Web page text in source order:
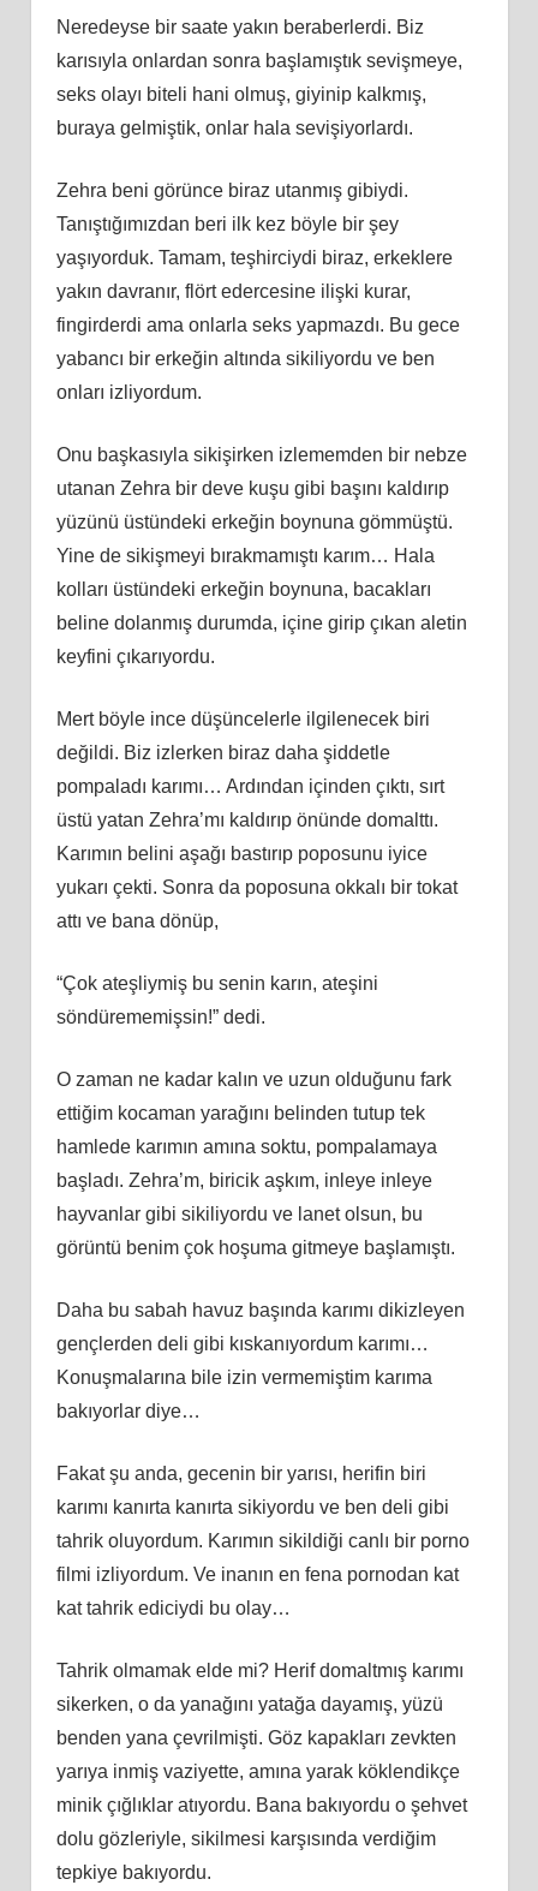
Neredeyse bir saate yakın beraberlerdi. Biz
karısıyla onlardan sonra başlamıştık sevişmeye,
seks olayı biteli hani olmuş, giyinip kalkmış,
buraya gelmiştik, onlar hala sevişiyorlardı.
Zehra beni görünce biraz utanmış gibiydi.
Tanıştığımızdan beri ilk kez böyle bir şey
yaşıyorduk. Tamam, teşhirciydi biraz, erkeklere
yakın davranır, flört edercesine ilişki kurar,
fingirderdi ama onlarla seks yapmazdı. Bu gece
yabancı bir erkeğin altında sikiliyordu ve ben
onları izliyordum.
Onu başkasıyla sikişirken izlememden bir nebze
utanan Zehra bir deve kuşu gibi başını kaldırıp
yüzünü üstündeki erkeğin boynuna gömmüştü.
Yine de sikişmeyi bırakmamıştı karım… Hala
kolları üstündeki erkeğin boynuna, bacakları
beline dolanmış durumda, içine girip çıkan aletin
keyfini çıkarıyordu.
Mert böyle ince düşüncelerle ilgilenecek biri
değildi. Biz izlerken biraz daha şiddetle
pompaladı karımı… Ardından içinden çıktı, sırt
üstü yatan Zehra’mı kaldırıp önünde domalttı.
Karımın belini aşağı bastırıp poposunu iyice
yukarı çekti. Sonra da poposuna okkalı bir tokat
attı ve bana dönüp,
“Çok ateşliymiş bu senin karın, ateşini
söndürememişsin!” dedi.
O zaman ne kadar kalın ve uzun olduğunu fark
ettiğim kocaman yarağını belinden tutup tek
hamlede karımın amına soktu, pompalamaya
başladı. Zehra’m, biricik aşkım, inleye inleye
hayvanlar gibi sikiliyordu ve lanet olsun, bu
görüntü benim çok hoşuma gitmeye başlamıştı.
Daha bu sabah havuz başında karımı dikizleyen
gençlerden deli gibi kıskanıyordum karımı…
Konuşmalarına bile izin vermemiştim karıma
bakıyorlar diye…
Fakat şu anda, gecenin bir yarısı, herifin biri
karımı kanırta kanırta sikiyordu ve ben deli gibi
tahrik oluyordum. Karımın sikildiği canlı bir porno
filmi izliyordum. Ve inanın en fena pornodan kat
kat tahrik ediciydi bu olay…
Tahrik olmamak elde mi? Herif domaltmış karımı
sikerken, o da yanağını yatağa dayamış, yüzü
benden yana çevrilmişti. Göz kapakları zevkten
yarıya inmiş vaziyette, amına yarak köklendikçe
minik çığlıklar atıyordu. Bana bakıyordu o şehvet
dolu gözleriyle, sikilmesi karşısında verdiğim
tepkiye bakıyordu.